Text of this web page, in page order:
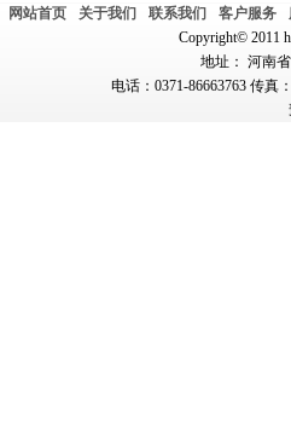
网站首页 关于我们 联系我们 客户服务
Copyright© 2011
地址： 河南
电话：0371-86663763 传真